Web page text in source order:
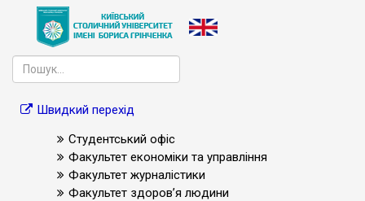
Швидкий перехід
Студентський офіс
Факультет економіки та управління
Факультет журналістики
Факультет здоров’я людини